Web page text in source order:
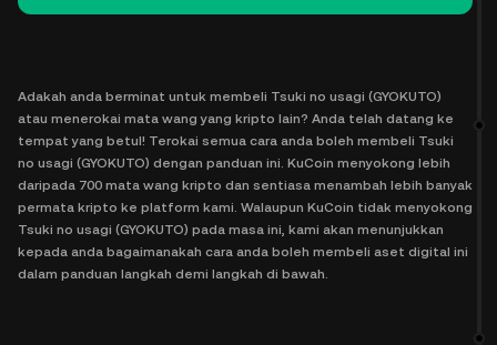
Adakah anda berminat untuk membeli Tsuki no usagi (GYOKUTO)
atau menerokai mata wang yang kripto lain? Anda telah datang ke
tempat yang betul! Terokai semua cara anda boleh membeli Tsuki
no usagi (GYOKUTO) dengan panduan ini. KuCoin menyokong lebih
daripada 700 mata wang kripto dan sentiasa menambah lebih banyak
permata kripto ke platform kami. Walaupun KuCoin tidak menyokong
Tsuki no usagi (GYOKUTO) pada masa ini, kami akan menunjukkan
kepada anda bagaimanakah cara anda boleh membeli aset digital ini
dalam panduan langkah demi langkah di bawah.